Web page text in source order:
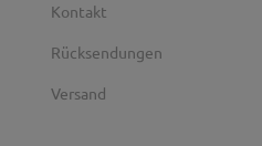
Kontakt
Rücksendungen
Versand